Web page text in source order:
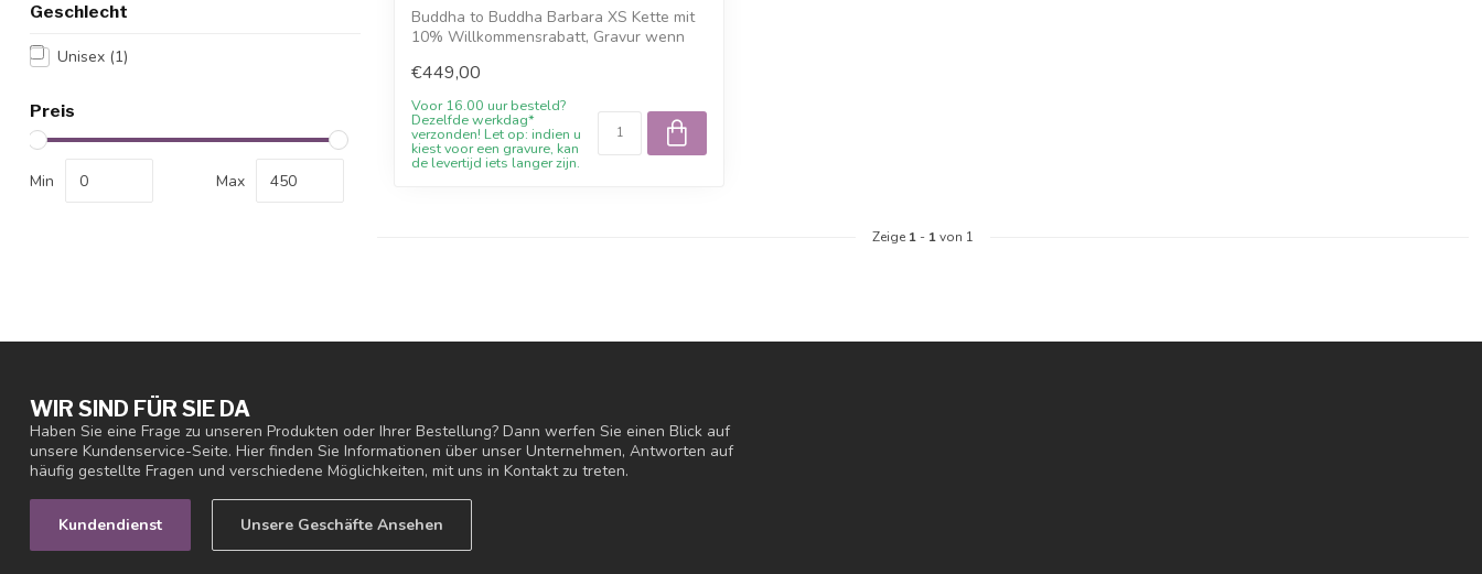
Geschlecht
Unisex (1)
Preis
Min Max
Buddha to Buddha Barbara XS Kette mit
10% Willkommensrabatt, Gravur wenn
€449,00
Voor 16.00 uur besteld?
Dezelfde werkdag*
verzonden! Let op: indien u
kiest voor een gravure, kan
de levertijd iets langer zijn.
Zeige 1 - 1von 1
WIR SIND FÜR SIE DA
Haben Sie eine Frage zu unseren Produkten oder Ihrer Bestellung? Dann werfen Sie einen Blick auf
unsere Kundenservice-Seite. Hier finden Sie Informationen über unser Unternehmen, Antworten auf
häufig gestellte Fragen und verschiedene Möglichkeiten, mit uns in Kontakt zu treten.
Kundendienst Unsere Geschäfte Ansehen